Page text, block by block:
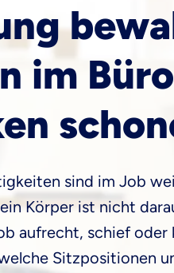
im
sind im Job
Körper ist nicht
aufrecht, schief
Sitzpositionen